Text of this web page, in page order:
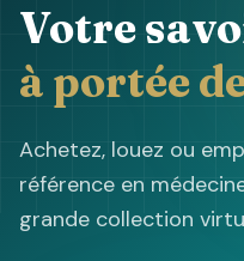
Votre
à portée
Achetez, louez ou
référence en
grande collection